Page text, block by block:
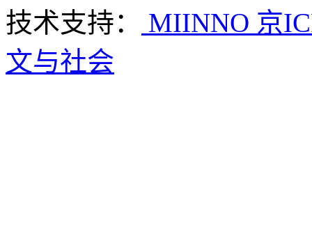
技术支持：
MIINNO 京
文与社会